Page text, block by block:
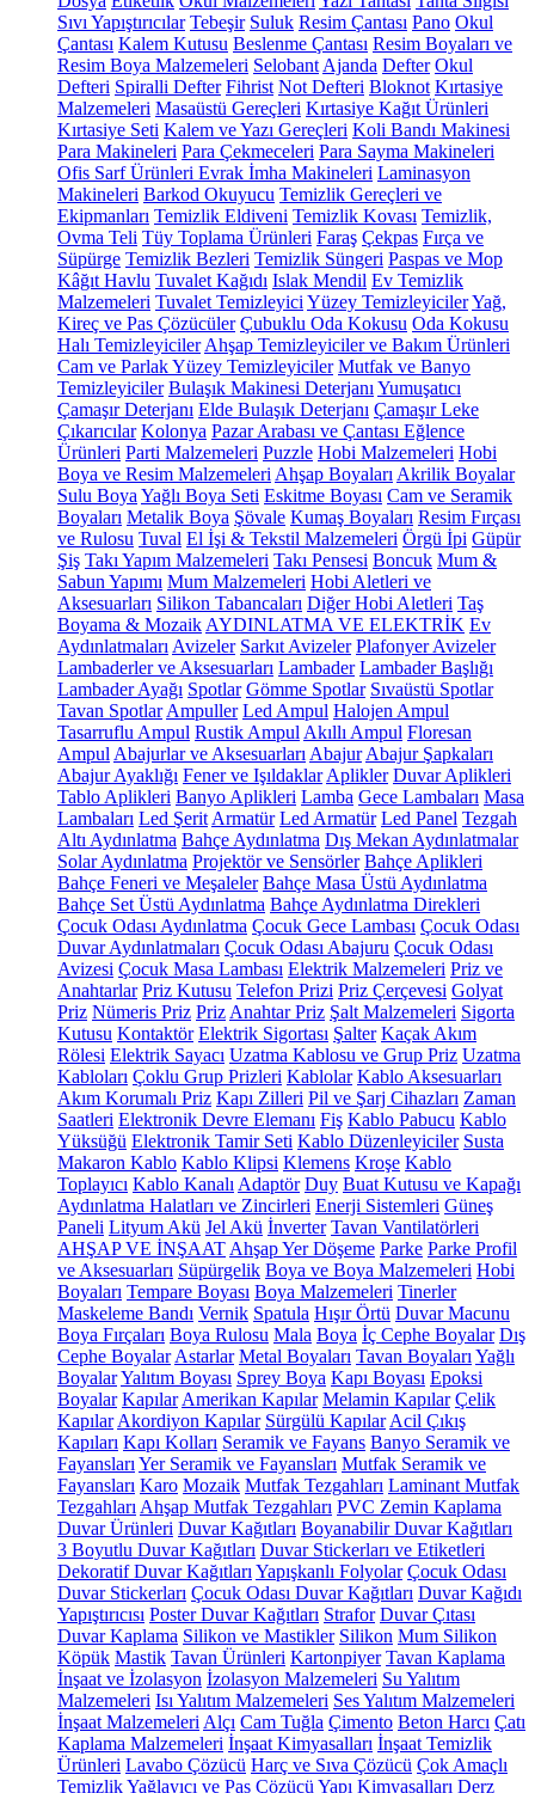
Sıvı Yapıştırıcılar Tebeşir Suluk Resim Çantası Pano Okul
Çantası Kalem Kutusu Beslenme Çantası Resim Boyaları ve
Resim Boya Malzemeleri Selobant Ajanda Defter Okul
Defteri Spiralli Defter Fihrist Not Defteri Bloknot Kırtasiye
Malzemeleri Masaüstü Gereçleri Kırtasiye Kağıt Ürünleri
Kırtasiye Seti Kalem ve Yazı Gereçleri Koli Bandı Makinesi
Para Makineleri Para Çekmeceleri Para Sayma Makineleri
Ofis Sarf Ürünleri Evrak İmha Makineleri Laminasyon
Makineleri Barkod Okuyucu Temizlik Gereçleri ve
Ekipmanları Temizlik Eldiveni Temizlik Kovası Temizlik,
Ovma Teli Tüy Toplama Ürünleri Faraş Çekpas Fırça ve
Süpürge Temizlik Bezleri Temizlik Süngeri Paspas ve Mop
Kâğıt Havlu Tuvalet Kağıdı Islak Mendil Ev Temizlik
Malzemeleri Tuvalet Temizleyici Yüzey TemizleyicilerYağ,
Kireç ve Pas Çözücüler Çubuklu Oda Kokusu Oda Kokusu
Halı Temizleyiciler Ahşap Temizleyiciler ve Bakım Ürünleri
Cam ve Parlak Yüzey Temizleyiciler Mutfak ve Banyo
Temizleyiciler Bulaşık Makinesi Deterjanı Yumuşatıcı
Çamaşır Deterjanı Elde Bulaşık Deterjanı Çamaşır Leke
Çıkarıcılar Kolonya Pazar Arabası ve Çantası Eğlence
Ürünleri Parti Malzemeleri Puzzle Hobi Malzemeleri Hobi
Boya ve Resim Malzemeleri Ahşap Boyaları Akrilik Boyalar
Sulu Boya Yağlı Boya Seti Eskitme Boyası Cam ve Seramik
Boyaları Metalik Boya Şövale Kumaş Boyaları Resim Fırçası
ve Rulosu Tuval El İşi & Tekstil Malzemeleri Örgü İpi Güpür
Şiş Takı Yapım Malzemeleri Takı Pensesi Boncuk Mum &
Sabun Yapımı Mum Malzemeleri Hobi Aletleri ve
Aksesuarları Silikon Tabancaları Diğer Hobi Aletleri Taş
Boyama & Mozaik AYDINLATMA VE ELEKTRİK Ev
Aydınlatmaları Avizeler Sarkıt Avizeler Plafonyer Avizeler
Lambaderler ve Aksesuarları Lambader Lambader Başlığı
Lambader Ayağı Spotlar Gömme Spotlar Sıvaüstü Spotlar
Tavan Spotlar Ampuller Led Ampul Halojen Ampul
Tasarruflu Ampul Rustik Ampul Akıllı Ampul Floresan
Ampul Abajurlar ve Aksesuarları Abajur Abajur Şapkaları
Abajur Ayaklığı Fener ve Işıldaklar Aplikler Duvar Aplikleri
Tablo Aplikleri Banyo Aplikleri Lamba Gece Lambaları Masa
Lambaları Led Şerit Armatür Led Armatür Led Panel Tezgah
Altı Aydınlatma Bahçe Aydınlatma Dış Mekan Aydınlatmalar
Solar Aydınlatma Projektör ve Sensörler Bahçe Aplikleri
Bahçe Feneri ve Meşaleler Bahçe Masa Üstü Aydınlatma
Bahçe Set Üstü Aydınlatma Bahçe Aydınlatma Direkleri
Çocuk Odası Aydınlatma Çocuk Gece Lambası Çocuk Odası
Duvar Aydınlatmaları Çocuk Odası Abajuru Çocuk Odası
Avizesi Çocuk Masa Lambası Elektrik Malzemeleri Priz ve
Anahtarlar Priz Kutusu Telefon Prizi Priz Çerçevesi Golyat
Priz Nümeris Priz Priz Anahtar Priz Şalt Malzemeleri Sigorta
Kutusu Kontaktör Elektrik Sigortası Şalter Kaçak Akım
Rölesi Elektrik Sayacı Uzatma Kablosu ve Grup Priz Uzatma
Kabloları Çoklu Grup Prizleri Kablolar Kablo Aksesuarları
Akım Korumalı Priz Kapı Zilleri Pil ve Şarj Cihazları Zaman
Saatleri Elektronik Devre Elemanı Fiş Kablo Pabucu Kablo
Yüksüğü Elektronik Tamir Seti Kablo Düzenleyiciler Susta
Makaron Kablo Kablo Klipsi Klemens Kroşe Kablo
Toplayıcı Kablo Kanalı Adaptör Duy Buat Kutusu ve Kapağı
Aydınlatma Halatları ve Zincirleri Enerji Sistemleri Güneş
Paneli Lityum Akü Jel Akü İnverter Tavan Vantilatörleri
AHŞAP VE İNŞAAT Ahşap Yer Döşeme Parke Parke Profil
ve Aksesuarları Süpürgelik Boya ve Boya Malzemeleri Hobi
Boyaları Tempare Boyası Boya Malzemeleri Tinerler
Maskeleme Bandı Vernik Spatula Hışır Örtü Duvar Macunu
Boya Fırçaları Boya Rulosu Mala Boya İç Cephe Boyalar Dış
Cephe Boyalar Astarlar Metal Boyaları Tavan Boyaları Yağlı
BoyalarYalıtım Boyası Sprey Boya Kapı Boyası Epoksi
Boyalar Kapılar Amerikan Kapılar Melamin Kapılar Çelik
Kapılar Akordiyon Kapılar Sürgülü Kapılar Acil Çıkış
Kapıları Kapı Kolları Seramik ve Fayans Banyo Seramik ve
Fayansları Yer Seramik ve Fayansları Mutfak Seramik ve
Fayansları Karo Mozaik Mutfak Tezgahları Laminant Mutfak
Tezgahları Ahşap Mutfak Tezgahları PVC Zemin Kaplama
Duvar Ürünleri Duvar Kağıtları Boyanabilir Duvar Kağıtları
3 Boyutlu Duvar Kağıtları Duvar Stickerları ve Etiketleri
Dekoratif Duvar Kağıtları Yapışkanlı Folyolar Çocuk Odası
Duvar Stickerları Çocuk Odası Duvar Kağıtları Duvar Kağıdı
Yapıştırıcısı Poster Duvar Kağıtları Strafor Duvar Çıtası
Duvar Kaplama Silikon ve Mastikler Silikon Mum Silikon
Köpük Mastik Tavan Ürünleri Kartonpiyer Tavan Kaplama
İnşaat ve İzolasyon İzolasyon Malzemeleri Su Yalıtım
Malzemeleri Isı Yalıtım Malzemeleri Ses Yalıtım Malzemeleri
İnşaat Malzemeleri Alçı Cam Tuğla Çimento Beton Harcı Çatı
Kaplama Malzemeleri İnşaat Kimyasalları İnşaat Temizlik
Ürünleri Lavabo Çözücü Harç ve Sıva Çözücü Çok Amaçlı
TemizlikYağlayıcı ve Pas Çözücü Yapı Kimyasalları Derz